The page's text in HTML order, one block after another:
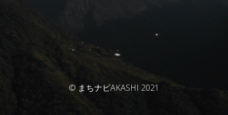
© まちナビAKASHI 2021